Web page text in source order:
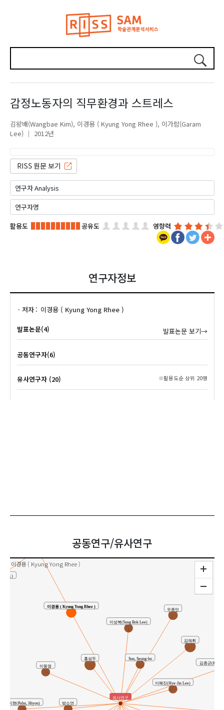
감정노동자의 직무환경과 스트레스
김왕배(Wangbae Kim) 이경용 ( Kyung Yong Rhee ) 이가람(Garam
Lee)
2012년
활용도 공유도 영향력
연구자정보
저자 이경용 ( Kyung Yong Rhee )
발표논문(4) 발표논문 보기→
공동연구자(6)
유사연구자 (20) ※활용도순 상위 20명
공동연구/유사연구
이경용 ( Kyung Yong Rhee )
Song )
이동영
Sun, Seung-ho
김재휘
김종군(Kim,
반지현(Pahn, Jihyon) 방소연
우종민
이성복(Sung Bok Lee)
이혜진(Hye-Jin Lee)
홍성두
이경용 ( Kyung Yong Rhee )
유사연구